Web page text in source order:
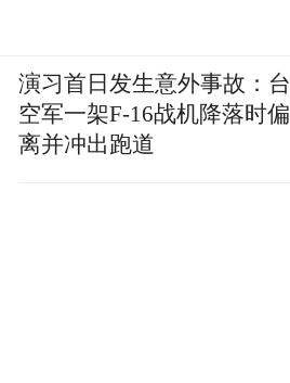
演习首日发生意外事故：台
空军一架F-16战机降落时偏
离并冲出跑道